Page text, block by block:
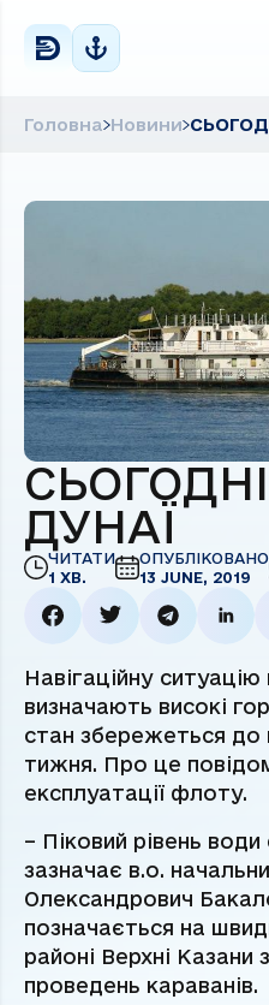
Головна Новини
ДУНАЇ
ЧИТАТИ
1 ХВ.
ОПУБЛІКОВАНО
13 JUNE, 2019
Навігаційну ситуацію
визначають високі
стан збережеться до
тижня. Про це
експлуатації флоту.
– Піковий рівень води
зазначає в.о.
Олександрович
позначається на
районі Верхні
проведень караванів.